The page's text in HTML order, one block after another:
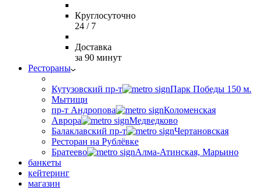
Круглосуточно
24 / 7
Доставка
за 90 минут
Рестораны
Кутузовский пр-т
Парк Победы 150 м.
Мытищи
пр-т Андропова
Коломенская
Аврора
Медведково
Балаклавский пр-т
Чертановская
Ресторан на Рублёвке
Братеево
Алма-Атинская, Марьино
банкеты
кейтеринг
магазин